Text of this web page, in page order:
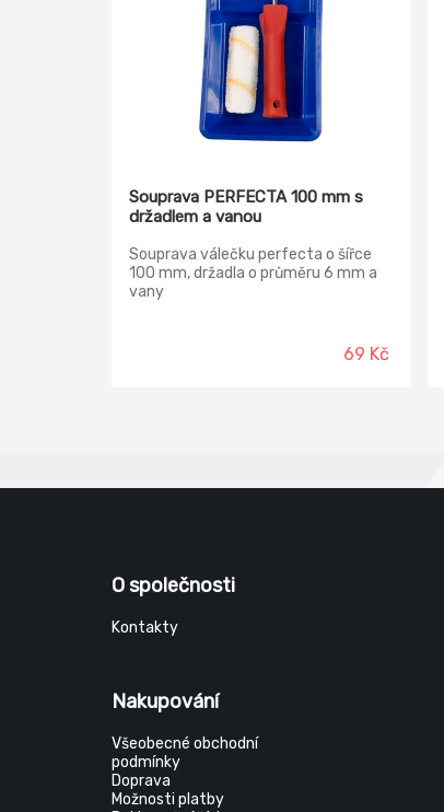
Souprava PERFECTA 100 mm s
držadlem a vanou
Souprava válečku perfecta o šířce
100 mm, držadla o průměru 6 mm a
vany
69 Kč
O společnosti
Kontakty
Nakupování
Všeobecné obchodní
podmínky
Doprava
Možnosti platby